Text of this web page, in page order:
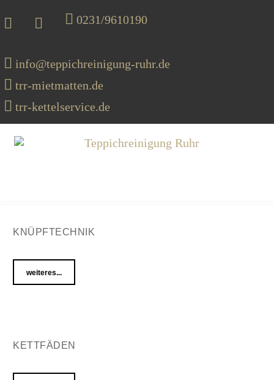
0231/9610190
info@teppichreinigung-ruhr.de
trr-mietmatten.de
trr-kettelservice.de
KNÜPFTECHNIK
weiteres...
KETTFÄDEN